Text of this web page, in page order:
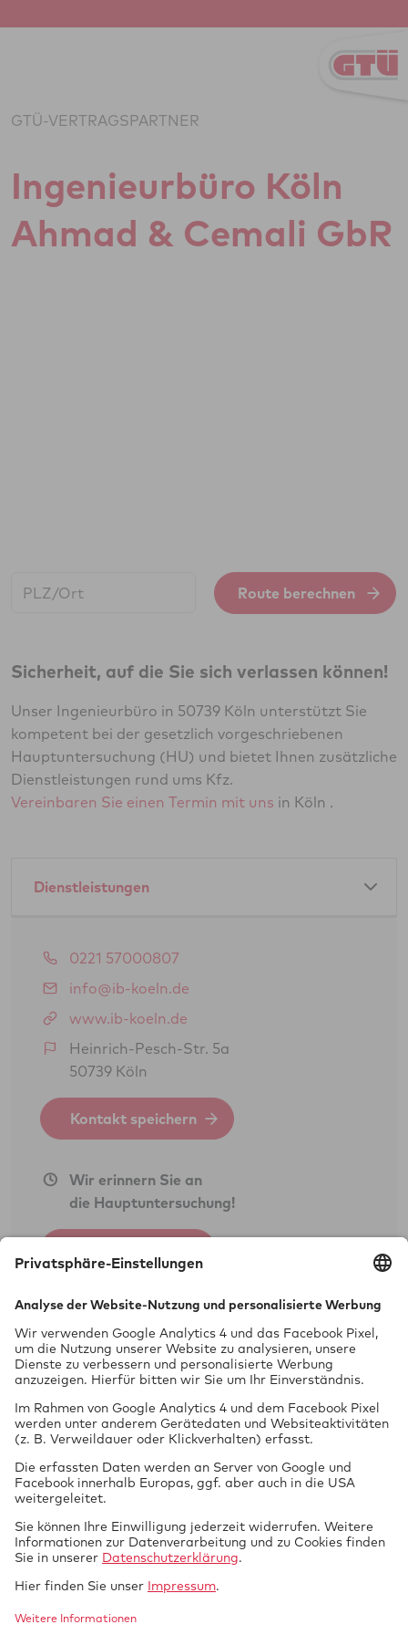
GTÜ-VERTRAGSPARTNER
Inge­ni­eu­r­büro Köln
Ahmad & Cemali GbR
Route berechnen
Sicherheit, auf die Sie sich verlassen können!
Unser Ingenieurbüro in 50739 Köln unterstützt Sie
kompetent bei der gesetzlich vorgeschriebenen
Hauptuntersuchung (HU) und bietet Ihnen zusätzliche
Dienstleistungen rund ums Kfz.
Vereinbaren Sie einen Termin mit uns in Köln .
Dienstleistungen
Amtliche Dienstleistungen als GTÜ-Partner:
Hauptuntersuchung Pkw
Änderungsabnahme gem. § 19 (3) StVZO
BOKraft-Prüfung (Personenbeförderung)
Nichtamtliche Dienstleistungen als Kfz-
Sachverständigenbüro:
Flüssiggasanlagen in Fahrzeugen
(Campinggas)
0221 57000807
info@ib-koeln.de
www.ib-koeln.de
Heinrich-Pesch-Str. 5a
50739 Köln
Kontakt speichern
Wir erinnern Sie an
die Hauptuntersuchung!
Prüfung
vor Ort
Öffnungszeiten
Mo.- Fr.: 09:00 - 18:00 Uhr
Sa.: 09:00 - 13:00
Nach Voranmeldung keine Wartezeit.
Tech­nik braucht